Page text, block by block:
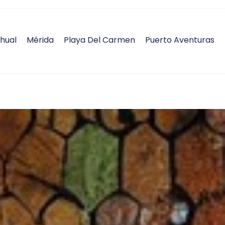
Mérida Playa Del Carmen Puerto Aventuras